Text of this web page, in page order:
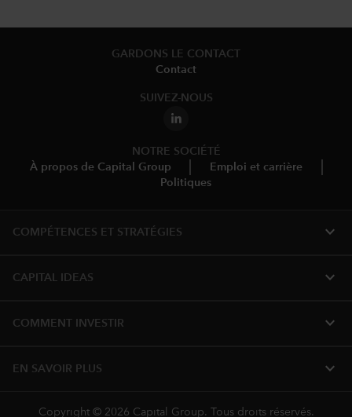
GARDONS LE CONTACT
Contact
SUIVEZ-NOUS
NOTRE SOCIÉTÉ
À propos de Capital Group
Emploi et carrière
Politiques
COMPÉTENCES ET STRATÉGIES expand_more
CAPITAL IDEAS expand_more
COMMENT INVESTIR expand_more
EN SAVOIR PLUS expand_more
Copyright © 2026 Capital Group. Tous droits réservés.